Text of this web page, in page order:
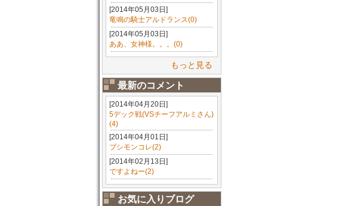
[2014年05月03日]
竜鳴の騎士アルドランス(0)
[2014年05月03日]
ああ、女神様。。。(0)
もっと見る
最新のコメント
[2014年04月20日]
5デック戦(VSチーフアルミさん)
(4)
[2014年04月01日]
ブシモンコレ(2)
[2014年02月13日]
ですよねー(2)
お気に入りブログ